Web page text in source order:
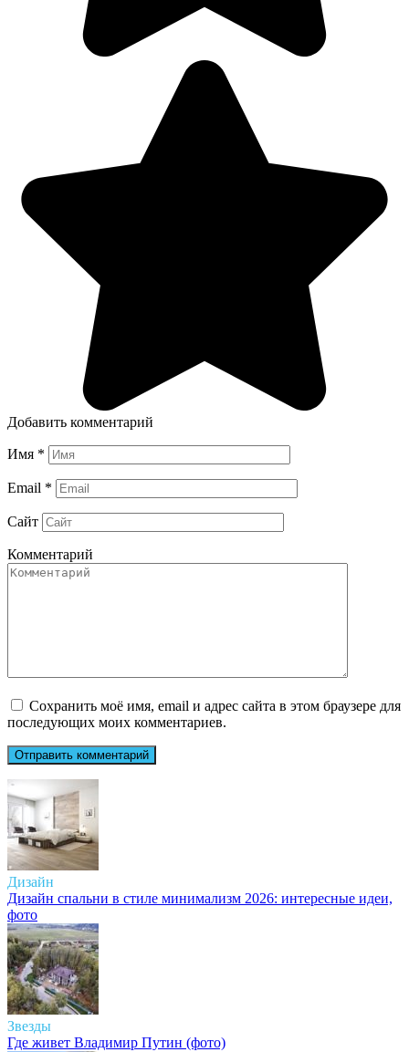
Добавить комментарий
Имя *
Email *
Сайт
Комментарий
Сохранить моё имя, email и адрес сайта в этом браузере для
последующих моих комментариев.
Дизайн
Дизайн спальни в стиле минимализм 2026: интересные идеи,
фото
Звезды
Где живет Владимир Путин (фото)